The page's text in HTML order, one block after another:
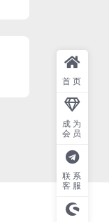
首页
成为
会员
联系
客服